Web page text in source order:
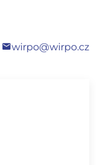
wirpo@wirpo.cz